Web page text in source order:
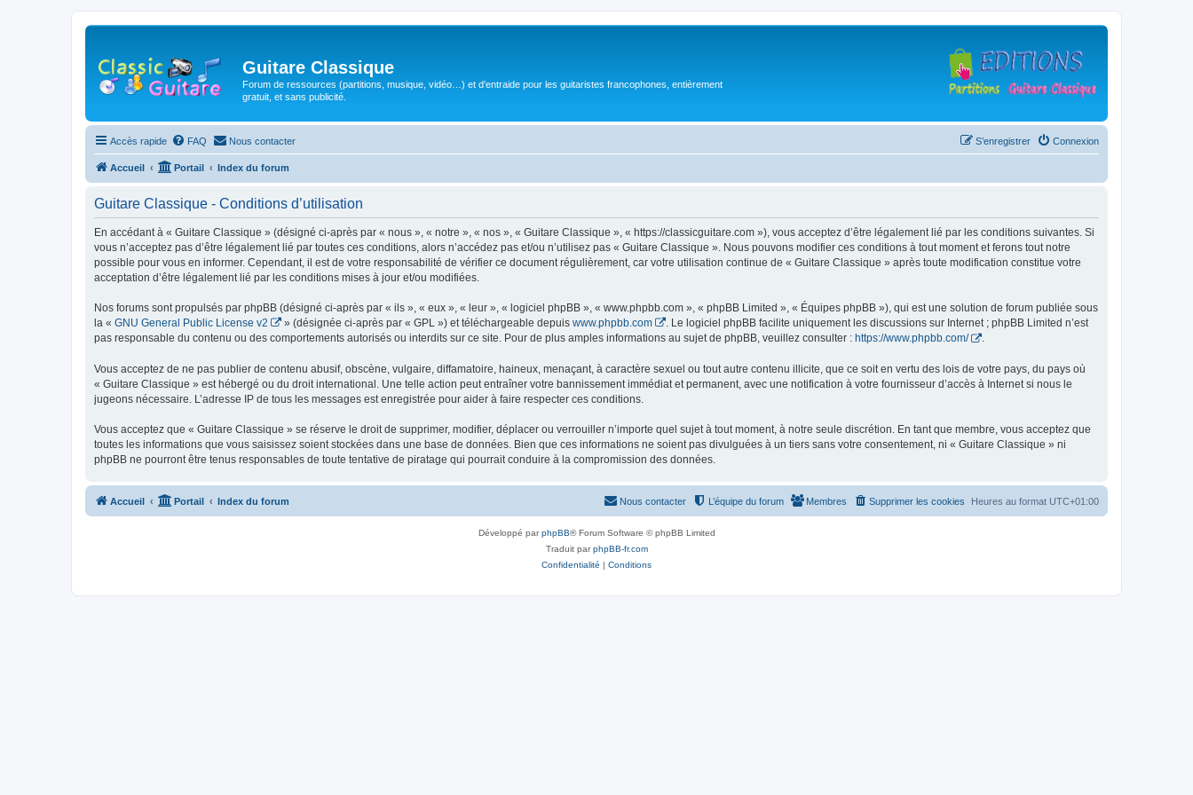
Guitare Classique
Forum de ressources (partitions, musique, vidéo…) et d'entraide pour les guitaristes francophones, entièrement
gratuit, et sans publicité.
Accès rapide FAQ Nous contacter Connexion
S’enregistrer
Accueil Portail Index du forum
Guitare Classique - Conditions d’utilisation
En accédant à « Guitare Classique » (désigné ci-après par « nous », « notre », « nos », « Guitare Classique », « https://classicguitare.com »), vous acceptez d’être légalement lié par les conditions suivantes. Si
vous n’acceptez pas d’être légalement lié par toutes ces conditions, alors n’accédez pas et/ou n’utilisez pas « Guitare Classique ». Nous pouvons modifier ces conditions à tout moment et ferons tout notre
possible pour vous en informer. Cependant, il est de votre responsabilité de vérifier ce document régulièrement, car votre utilisation continue de « Guitare Classique » après toute modification constitue votre
acceptation d’être légalement lié par les conditions mises à jour et/ou modifiées.
Nos forums sont propulsés par phpBB (désigné ci-après par « ils », « eux », « leur », « logiciel phpBB », « www.phpbb.com », « phpBB Limited », « Équipes phpBB »), qui est une solution de forum publiée sous
la « GNU General Public License v2 » (désignée ci-après par « GPL ») et téléchargeable depuis www.phpbb.com
. Le logiciel phpBB facilite uniquement les discussions sur Internet ; phpBB Limited n’est
pas responsable du contenu ou des comportements autorisés ou interdits sur ce site. Pour de plus amples informations au sujet de phpBB, veuillez consulter : https://www.phpbb.com/ .
Vous acceptez de ne pas publier de contenu abusif, obscène, vulgaire, diffamatoire, haineux, menaçant, à caractère sexuel ou tout autre contenu illicite, que ce soit en vertu des lois de votre pays, du pays où
« Guitare Classique » est hébergé ou du droit international. Une telle action peut entraîner votre bannissement immédiat et permanent, avec une notification à votre fournisseur d’accès à Internet si nous le
jugeons nécessaire. L’adresse IP de tous les messages est enregistrée pour aider à faire respecter ces conditions.
Vous acceptez que « Guitare Classique » se réserve le droit de supprimer, modifier, déplacer ou verrouiller n’importe quel sujet à tout moment, à notre seule discrétion. En tant que membre, vous acceptez que
toutes les informations que vous saisissez soient stockées dans une base de données. Bien que ces informations ne soient pas divulguées à un tiers sans votre consentement, ni « Guitare Classique » ni
phpBB ne pourront être tenus responsables de toute tentative de piratage qui pourrait conduire à la compromission des données.
Accueil Portail Index du forum Heures au format UTC+01:00
Supprimer les cookies
Membres
L’équipe du forum
Nous contacter
Développé parphpBB® Forum Software © phpBB Limited
Traduit parphpBB-fr.com
Confidentialité | Conditions